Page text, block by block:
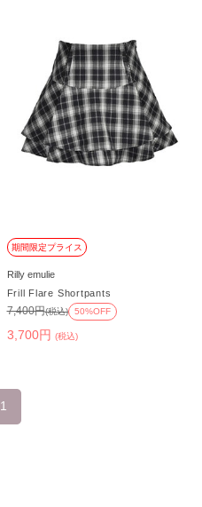
期間限定プライス
Rilly emulie
Frill Flare Shortpants
3,700円 (税込)
7,400円(税込) 50%OFF
1